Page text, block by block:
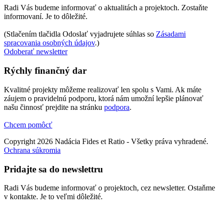
Radi Vás budeme informovať o aktualitách a projektoch. Zostaňte
informovaní. Je to dôležité.
(Stlačením tlačidla Odoslať vyjadrujete súhlas so Zásadami
spracovania osobných údajov.)
Odoberať newsletter
Rýchly finančný dar
Kvalitné projekty môžeme realizovať len spolu s Vami. Ak máte
záujem o pravidelnú podporu, ktorá nám umožní lepšie plánovať
našu činnosť prejdite na stránku podpora.
Chcem pomôcť
Copyright 2026 Nadácia Fides et Ratio - Všetky práva vyhradené.
Ochrana súkromia
Pridajte sa do newslettru
Radi Vás budeme informovať o projektoch, cez newsletter. Ostaňme
v kontakte. Je to veľmi dôležité.